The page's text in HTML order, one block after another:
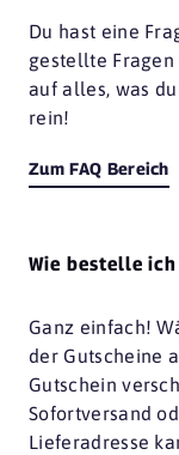
Du hast eine
gestellte
auf alles, was
rein!
Zum FAQ Bereich
Wie bestelle
Ganz einfach!
der Gutscheine
Gutschein
Sofortversand
Lieferadresse